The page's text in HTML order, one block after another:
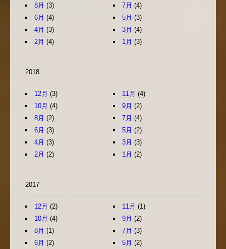
8月 (3) 7月 (4)
6月 (4) 5月 (3)
4月 (3) 3月 (4)
2月 (4) 1月 (3)
2018
12月 (3) 11月 (4)
10月 (4) 9月 (2)
8月 (2) 7月 (4)
6月 (3) 5月 (2)
4月 (3) 3月 (3)
2月 (2) 1月 (2)
2017
12月 (2) 11月 (1)
10月 (4) 9月 (2)
8月 (1) 7月 (3)
6月 (2) 5月 (2)